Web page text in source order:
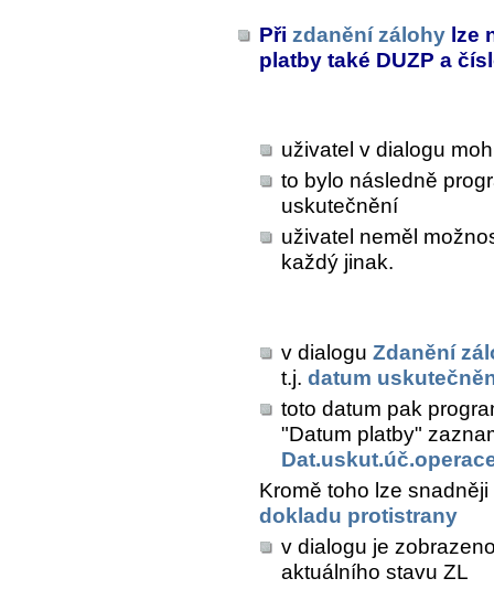
Při zdanění zálohy lze
platby také DUZP a
uživatel v dialogu
to bylo následně
uskutečnění
uživatel neměl
každý jinak.
v dialogu Zdanění
t.j. datum
toto datum pak
"Datum platby"
Kromě toho lze
dokladu protistrany
v dialogu je
aktuálního stavu ZL